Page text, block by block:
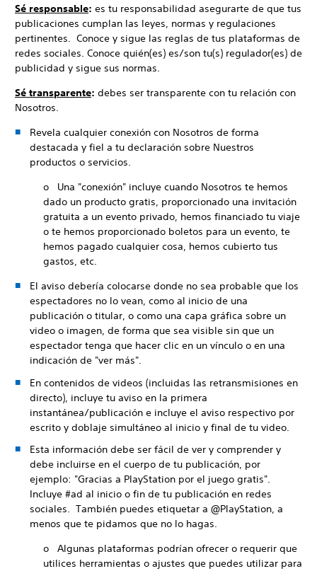
Sé responsable: es tu responsabilidad asegurarte de que tus
publicaciones cumplan las leyes, normas y regulaciones
pertinentes. Conoce y sigue las reglas de tus plataformas de
redes sociales. Conoce quién(es) es/son tu(s) regulador(es) de
publicidad y sigue sus normas.
Sé transparente: debes ser transparente con tu relación con
Nosotros.
Revela cualquier conexión con Nosotros de forma
destacada y fiel a tu declaración sobre Nuestros
productos o servicios.
o Una "conexión" incluye cuando Nosotros te hemos
dado un producto gratis, proporcionado una invitación
gratuita a un evento privado, hemos financiado tu viaje
o te hemos proporcionado boletos para un evento, te
hemos pagado cualquier cosa, hemos cubierto tus
gastos, etc.
El aviso debería colocarse donde no sea probable que los
espectadores no lo vean, como al inicio de una
publicación o titular, o como una capa gráfica sobre un
video o imagen, de forma que sea visible sin que un
espectador tenga que hacer clic en un vínculo o en una
indicación de "ver más".
En contenidos de videos (incluidas las retransmisiones en
directo), incluye tu aviso en la primera
instantánea/publicación e incluye el aviso respectivo por
escrito y doblaje simultáneo al inicio y final de tu video.
Esta información debe ser fácil de ver y comprender y
debe incluirse en el cuerpo de tu publicación, por
ejemplo: "Gracias a PlayStation por el juego gratis".
Incluye #ad al inicio o fin de tu publicación en redes
sociales. También puedes etiquetar a @PlayStation, a
menos que te pidamos que no lo hagas.
o Algunas plataformas podrían ofrecer o requerir que
utilices herramientas o ajustes que puedes utilizar para